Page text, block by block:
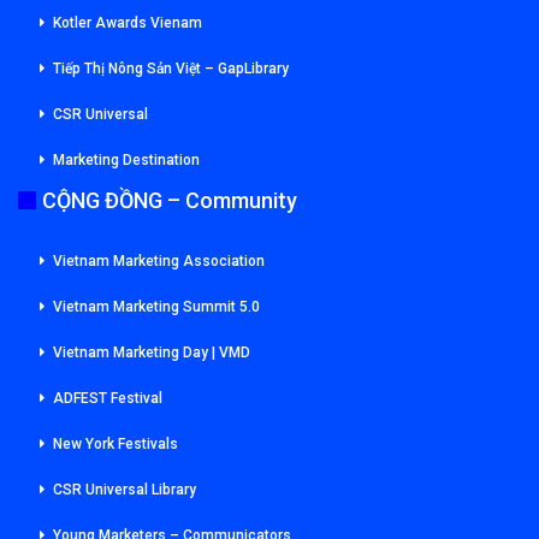
Kotler Awards Vienam
Tiếp Thị Nông Sản Việt – GapLibrary
CSR Universal
Marketing Destination
CỘNG ĐỒNG – Community
Vietnam Marketing Association
Vietnam Marketing Summit 5.0
Vietnam Marketing Day | VMD
ADFEST Festival
New York Festivals
CSR Universal Library